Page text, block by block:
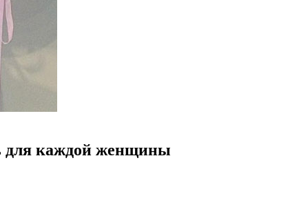
для каждой женщины